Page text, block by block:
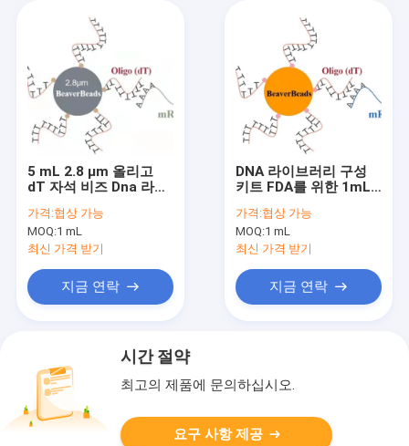
5 mL 2.8 μm 올리고
dT 자석 비즈 Dna 라이
급 품질 ｍＲＮＡ를 사
로잡습니다
가격:협상 가능
MOQ:1 mL
최신 가격 받기
지금 연락
DNA 라이브러리 구성
키트 FDA를 위한 1mL
비즈
가격:협상 가능
MOQ:1 mL
최신 가격 받기
지금 연락
시간 절약
최고의 제품에 문의하십시오.
요구 사항 제공